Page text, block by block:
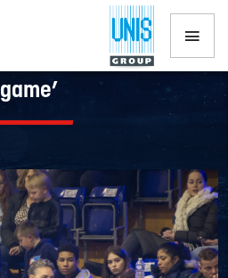
‘It’s a big
game’